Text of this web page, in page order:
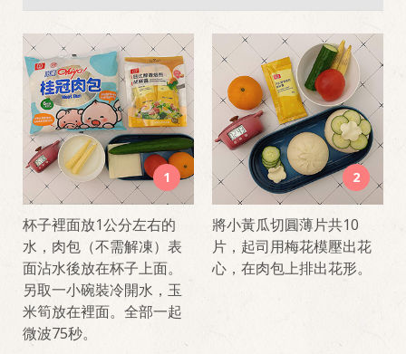
1
杯子裡面放1公分左右的
水，肉包（不需解凍）表
面沾水後放在杯子上面。
另取一小碗裝冷開水，玉
米筍放在裡面。全部一起
微波75秒。
2
將小黃瓜切圓薄片共10
片，起司用梅花模壓出花
心，在肉包上排出花形。